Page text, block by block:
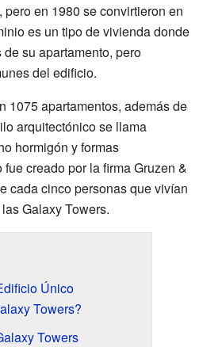
en 1980 se convirtieron en
es un tipo de vivienda donde
su apartamento, pero
del edificio.
1075 apartamentos, además de
arquitectónico se llama
hormigón y formas
creado por la firma Gruzen &
cada cinco personas que vivían
Galaxy Towers.
Único
Towers?
Towers